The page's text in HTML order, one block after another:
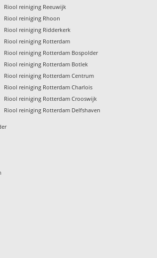
Riool reiniging Reeuwijk
Riool reiniging Rhoon
Riool reiniging Ridderkerk
Riool reiniging Rotterdam
Riool reiniging Rotterdam Bospolder
Riool reiniging Rotterdam Botlek
Riool reiniging Rotterdam Centrum
Riool reiniging Rotterdam Charlois
Riool reiniging Rotterdam Crooswijk
Riool reiniging Rotterdam Delfshaven